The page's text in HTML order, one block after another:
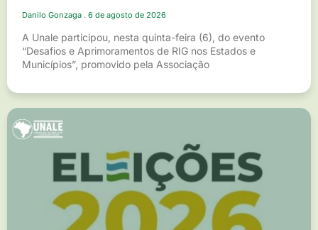
Danilo Gonzaga 6 de agosto de 2026
A Unale participou, nesta quinta-feira (6), do evento
“Desafios e Aprimoramentos de RIG nos Estados e
Municípios”, promovido pela Associação